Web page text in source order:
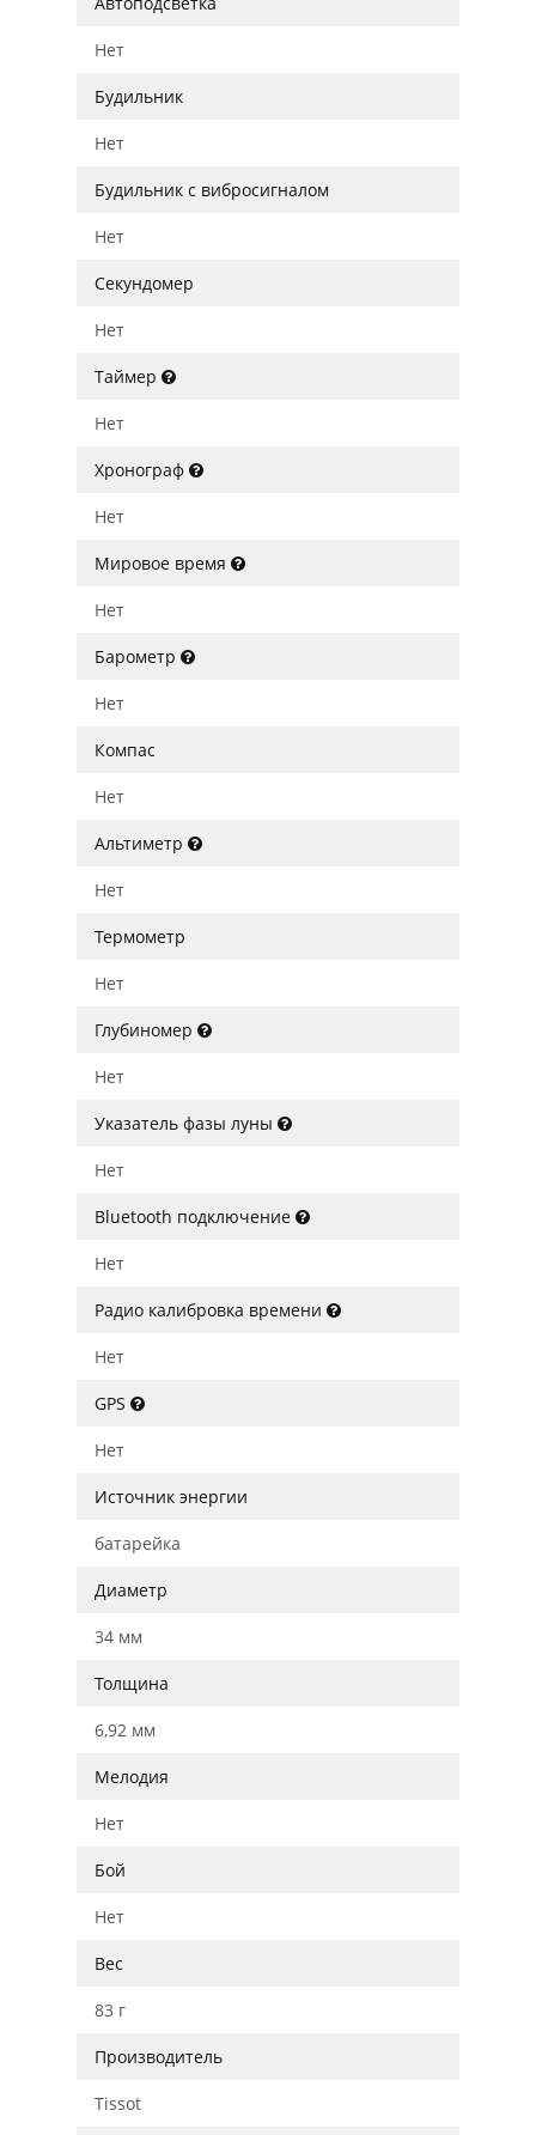
Нет
Будильник
Нет
Будильник с вибросигналом
Нет
Секундомер
Нет
Таймер
Нет
Хронограф
Нет
Мировое время
Нет
Барометр
Нет
Компас
Нет
Альтиметр
Нет
Термометр
Нет
Глубиномер
Нет
Указатель фазы луны
Нет
Bluetooth подключение
Нет
Радио калибровка времени
Нет
GPS
Нет
Источник энергии
батарейка
Диаметр
34 мм
Толщина
6,92 мм
Мелодия
Нет
Бой
Нет
Вес
83 г
Производитель
Tissot